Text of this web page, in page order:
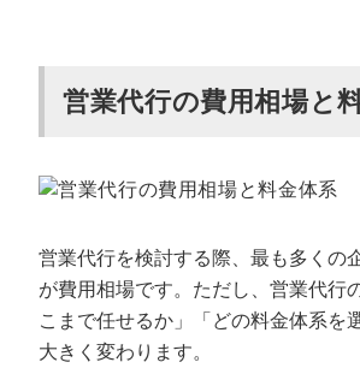
営業代行の費用相場と
営業代行を検討する際、最も多くの
が費用相場です。ただし、営業代行
こまで任せるか」「どの料金体系を
大きく変わります。